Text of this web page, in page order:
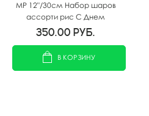
MP 12"/30см Набор шаров
ассорти рис С Днем
рождения Малыш! 25шт
350.00 руб.
В КОРЗИНУ